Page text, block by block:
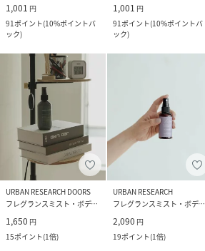
1,001 円
91ポイント(10%ポイントバ
ック)
1,001 円
91ポイント(10%ポイントバ
ック)
URBAN RESEARCH DOORS
フレグランスミスト・ボディミスト
1,650 円
15ポイント(1倍)
URBAN RESEARCH
フレグランスミスト・ボディミスト
2,090 円
19ポイント(1倍)